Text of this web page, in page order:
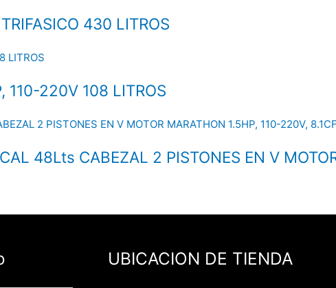
430 LITROS
110-220V 108 LITROS
48Lts CABEZAL 2 PISTONES EN V
UBICACION DE TIENDA